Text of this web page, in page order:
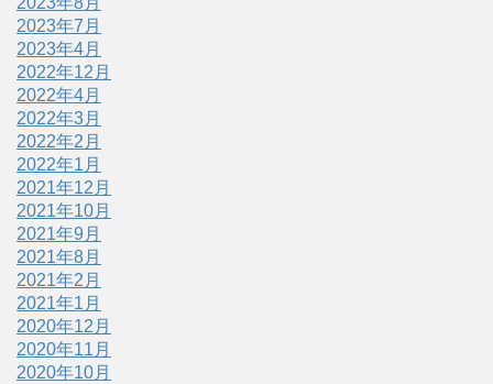
2023年7月
2023年4月
2022年12月
2022年4月
2022年3月
2022年2月
2022年1月
2021年12月
2021年10月
2021年9月
2021年8月
2021年2月
2021年1月
2020年12月
2020年11月
2020年10月